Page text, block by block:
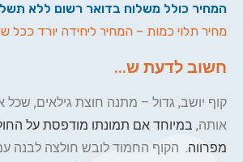
המחיר כולל משלוח בדואר רשום ללא
מחיר תלוי כמות – המחיר ליחידה יורד ככל
חשוב לדעת ש...
קוף יושב, גדול – מתנה חוצת גילאים,
אותה, במיוחד אם תמונתו מודפסת על
מפרווה. הקוף החמוד לובש חולצה לבנה